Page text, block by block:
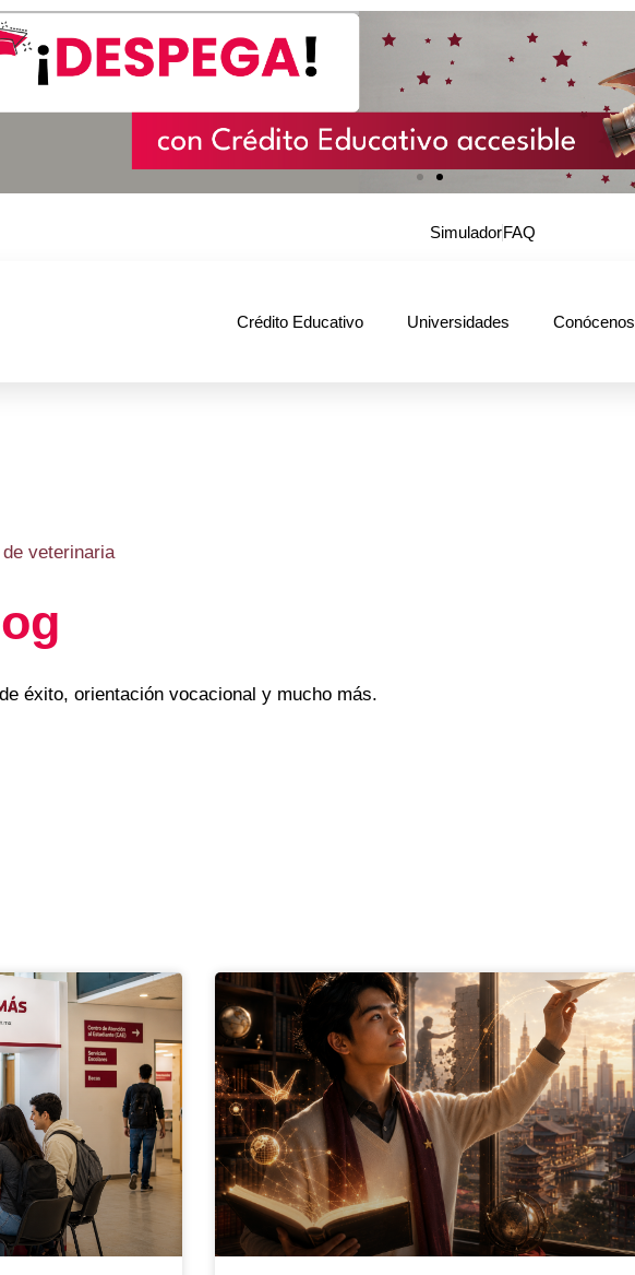
SimuladorFAQ
Crédito Educativo Universidades Conócenos
veterinaria
éxito, orientación vocacional y mucho más.